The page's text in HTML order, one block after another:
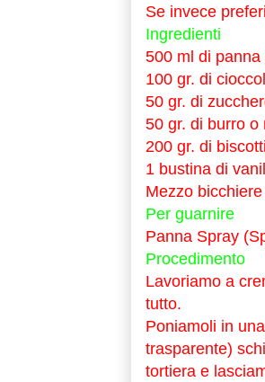
Se invece
Ingredienti
500 ml di
100 gr. di
50 gr. di
50 gr. di burro o
200 gr. di
1 bustina di
Mezzo
Per guarnire
Panna Spray
Procedimento
Lavoriamo a
tutto.
Poniamoli in
trasparente)
tortiera e